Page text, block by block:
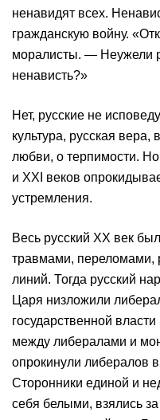
ненавидят всех.
гражданскую войну.
моралисты. — Неужели
ненависть?»
Нет, русские не
культура, русская вера,
любви, о терпимости.
и XXI веков
устремления.
Весь русский XX век
травмами, переломами,
линий. Тогда русский
Царя низложили
государственной
между либералами и
опрокинули либералов
Сторонники единой и
себя белыми, взялись